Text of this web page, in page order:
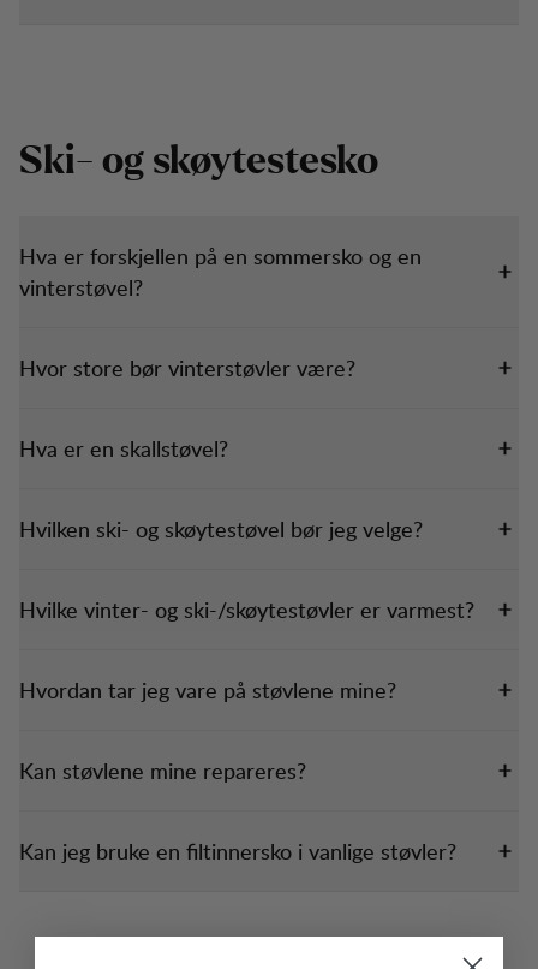
Ski- og skøytestesko
Hva er forskjellen på en sommersko og en
vinterstøvel?
Hvor store bør vinterstøvler være?
Hva er en skallstøvel?
Hvilken ski- og skøytestøvel bør jeg velge?
Hvilke vinter- og ski-/skøytestøvler er varmest?
Hvordan tar jeg vare på støvlene mine?
Kan støvlene mine repareres?
Kan jeg bruke en filtinnersko i vanlige støvler?